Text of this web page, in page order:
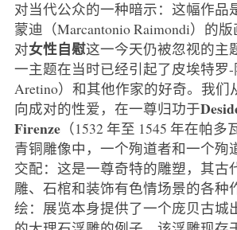
对当代公众的一种暗示：这幅作品
蒙迪（Marcantonio Raimondi）的
对女性自慰这一今天仍被忽视的主
一主题在当时已经引起了皮埃特罗
Aretino）和其他作家的好奇。我们
向成对的性爱，在一尊归功于
Firenze（1532 年至 1545 年在帕多
青铜雕像中，一个殉道者和一个殉
交配：这是一尊奇特的雕塑，其古
雕、石棺和装饰有色情场景的各种
绘：展览本身提供了一个庞贝古城